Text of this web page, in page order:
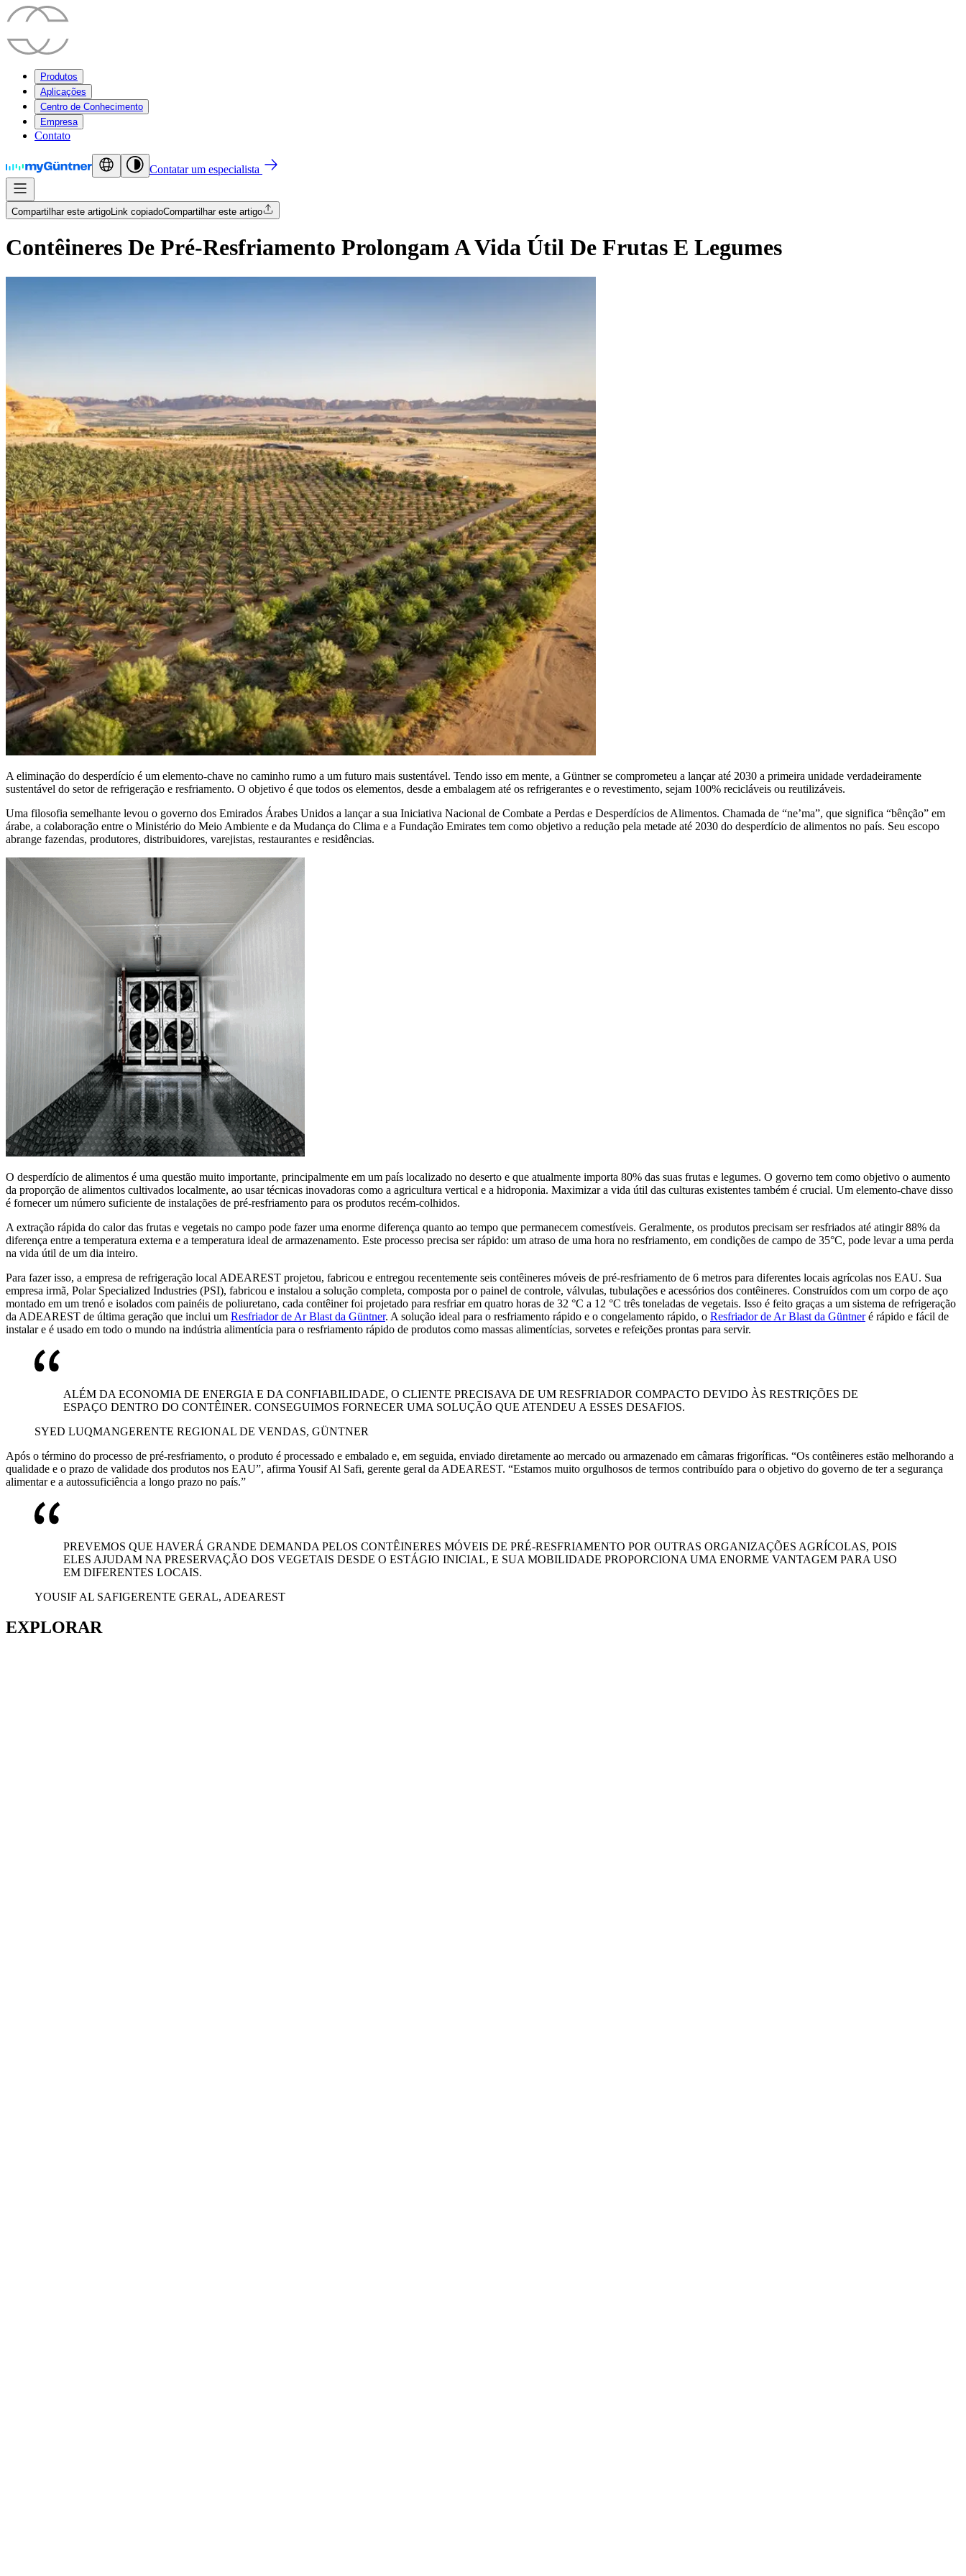
Produtos
Aplicações
Centro de Conhecimento
Empresa
Contato
Contatar um especialista
Compartilhar este artigoLink copiadoCompartilhar este artigo
Contêineres De Pré-Resfriamento Prolongam A Vida Útil De Frutas E Legumes
A eliminação do desperdício é um elemento-chave no caminho rumo a um futuro mais sustentável. Tendo isso em mente, a Güntner se comprometeu a lançar até 2030 a primeira unidade verdadeiramente
sustentável do setor de refrigeração e resfriamento. O objetivo é que todos os elementos, desde a embalagem até os refrigerantes e o revestimento, sejam 100% recicláveis ou reutilizáveis.
Uma filosofia semelhante levou o governo dos Emirados Árabes Unidos a lançar a sua Iniciativa Nacional de Combate a Perdas e Desperdícios de Alimentos. Chamada de “ne’ma”, que significa “bênção” em
árabe, a colaboração entre o Ministério do Meio Ambiente e da Mudança do Clima e a Fundação Emirates tem como objetivo a redução pela metade até 2030 do desperdício de alimentos no país. Seu escopo
abrange fazendas, produtores, distribuidores, varejistas, restaurantes e residências.
O desperdício de alimentos é uma questão muito importante, principalmente em um país localizado no deserto e que atualmente importa 80% das suas frutas e legumes. O governo tem como objetivo o aumento
da proporção de alimentos cultivados localmente, ao usar técnicas inovadoras como a agricultura vertical e a hidroponia. Maximizar a vida útil das culturas existentes também é crucial. Um elemento-chave disso
é fornecer um número suficiente de instalações de pré-resfriamento para os produtos recém-colhidos.
A extração rápida do calor das frutas e vegetais no campo pode fazer uma enorme diferença quanto ao tempo que permanecem comestíveis. Geralmente, os produtos precisam ser resfriados até atingir 88% da
diferença entre a temperatura externa e a temperatura ideal de armazenamento. Este processo precisa ser rápido: um atraso de uma hora no resfriamento, em condições de campo de 35°C, pode levar a uma perda
na vida útil de um dia inteiro.
Para fazer isso, a empresa de refrigeração local ADEAREST projetou, fabricou e entregou recentemente seis contêineres móveis de pré-resfriamento de 6 metros para diferentes locais agrícolas nos EAU. Sua
empresa irmã, Polar Specialized Industries (PSI), fabricou e instalou a solução completa, composta por o painel de controle, válvulas, tubulações e acessórios dos contêineres. Construídos com um corpo de aço
montado em um trenó e isolados com painéis de poliuretano, cada contêiner foi projetado para resfriar em quatro horas de 32 °C a 12 °C três toneladas de vegetais. Isso é feito graças a um sistema de refrigeração
da ADEAREST de última geração que inclui um Resfriador de Ar Blast da Güntner. A solução ideal para o resfriamento rápido e o congelamento rápido, o Resfriador de Ar Blast da Güntneré rápido e fácil de
instalar e é usado em todo o mundo na indústria alimentícia para o resfriamento rápido de produtos como massas alimentícias, sorvetes e refeições prontas para servir.
ALÉM DA ECONOMIA DE ENERGIA E DA CONFIABILIDADE, O CLIENTE PRECISAVA DE UM RESFRIADOR COMPACTO DEVIDO ÀS RESTRIÇÕES DE
ESPAÇO DENTRO DO CONTÊINER. CONSEGUIMOS FORNECER UMA SOLUÇÃO QUE ATENDEU A ESSES DESAFIOS.
SYED LUQMANGERENTE REGIONAL DE VENDAS, GÜNTNER
Após o término do processo de pré-resfriamento, o produto é processado e embalado e, em seguida, enviado diretamente ao mercado ou armazenado em câmaras frigoríficas. “Os contêineres estão melhorando a
qualidade e o prazo de validade dos produtos nos EAU”, afirma Yousif Al Safi, gerente geral da ADEAREST. “Estamos muito orgulhosos de termos contribuído para o objetivo do governo de ter a segurança
alimentar e a autossuficiência a longo prazo no país.”
PREVEMOS QUE HAVERÁ GRANDE DEMANDA PELOS CONTÊINERES MÓVEIS DE PRÉ-RESFRIAMENTO POR OUTRAS ORGANIZAÇÕES AGRÍCOLAS, POIS
ELES AJUDAM NA PRESERVAÇÃO DOS VEGETAIS DESDE O ESTÁGIO INICIAL, E SUA MOBILIDADE PROPORCIONA UMA ENORME VANTAGEM PARA USO
EM DIFERENTES LOCAIS.
YOUSIF AL SAFIGERENTE GERAL, ADEAREST
EXPLORAR